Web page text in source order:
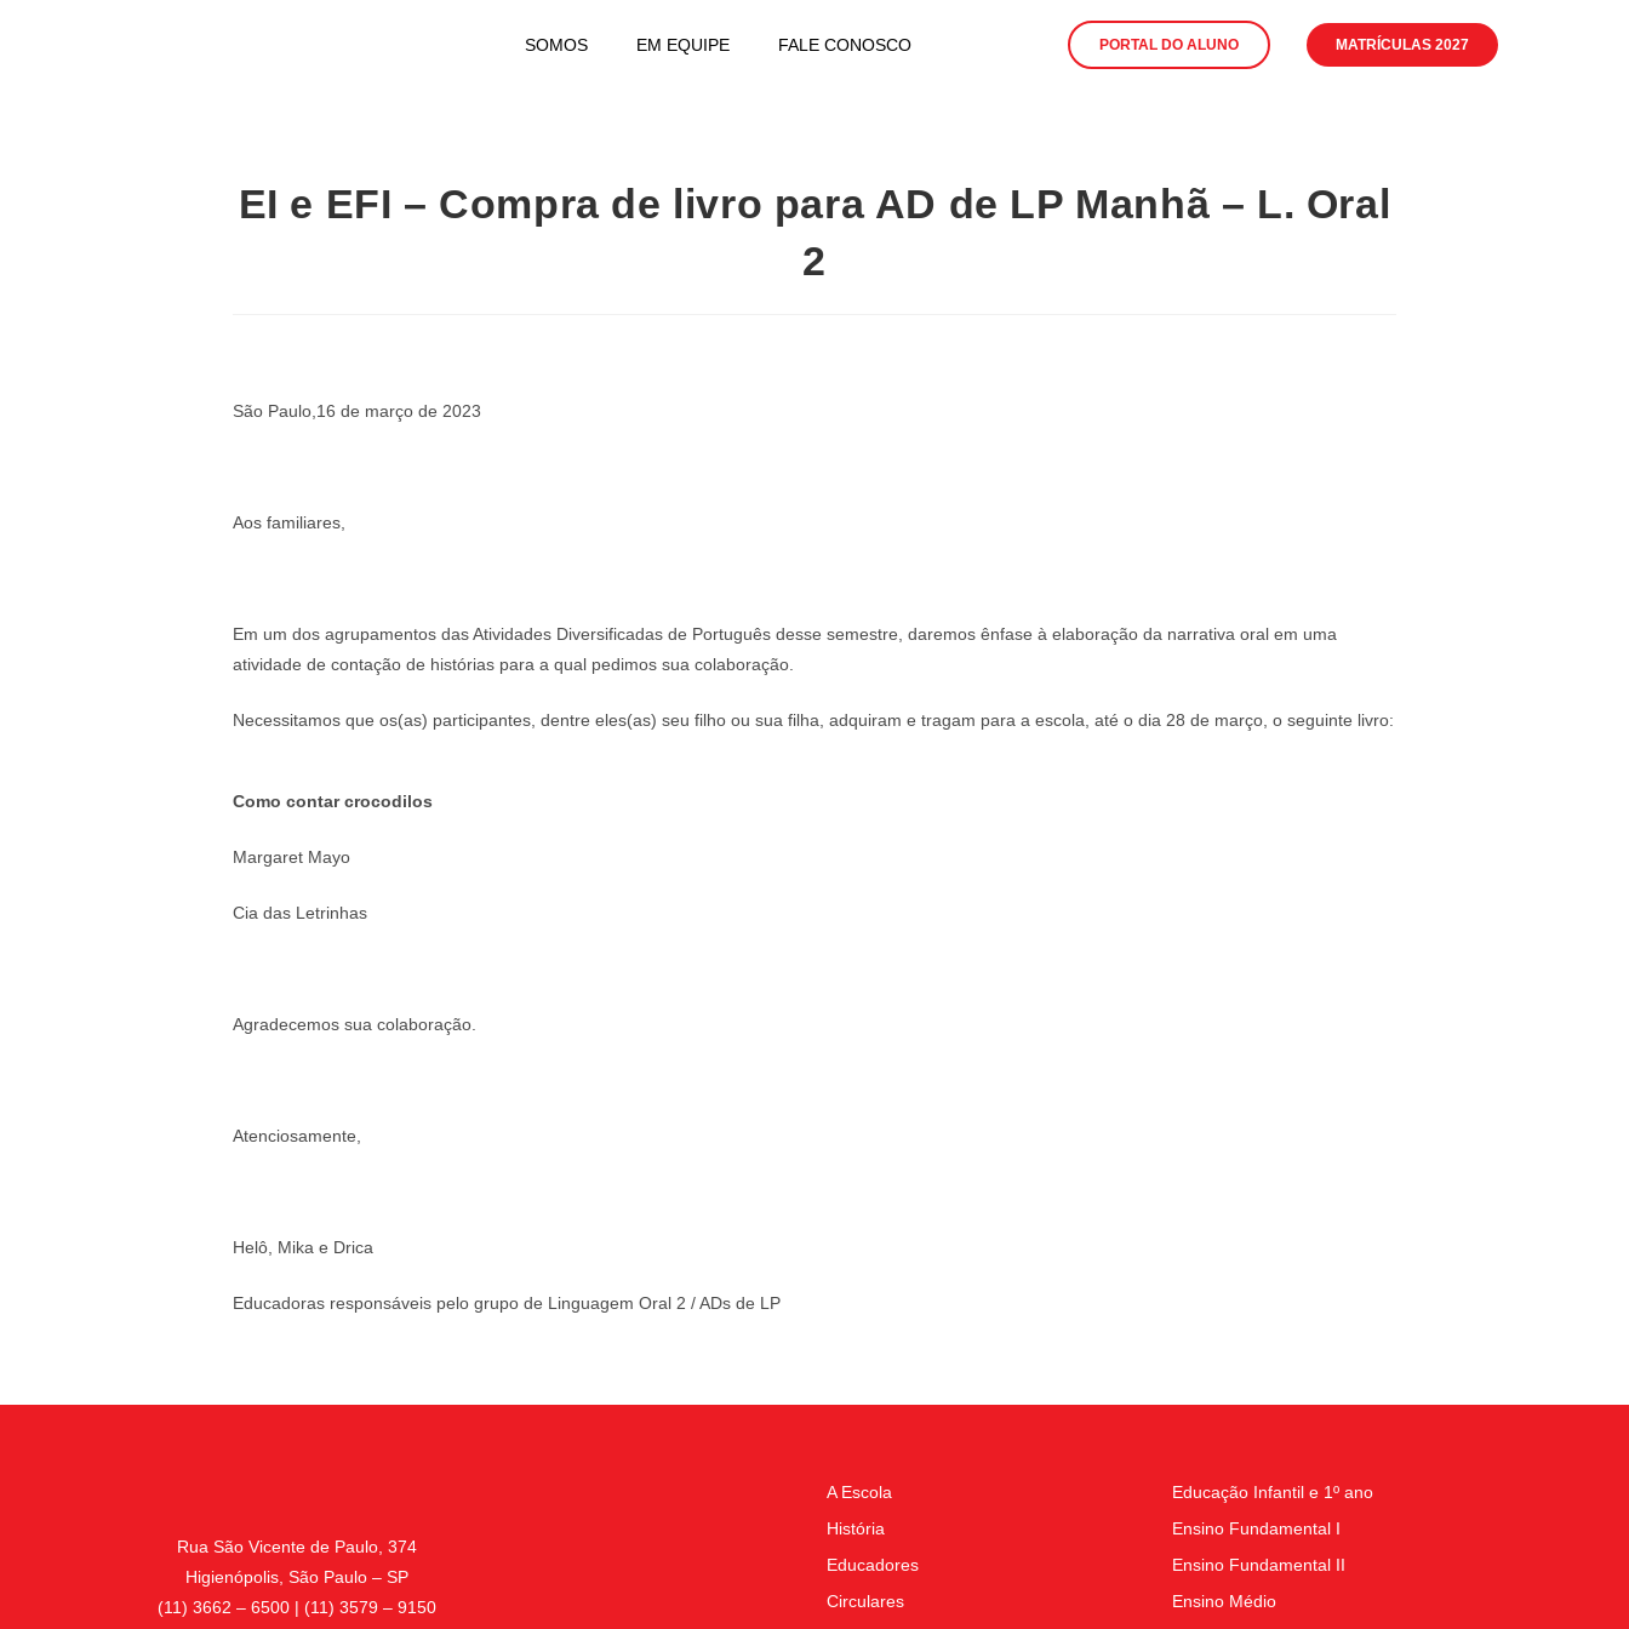
SOMOS EM EQUIPE FALE CONOSCO PORTAL DO ALUNO MATRÍCULAS 2027
EI e EFI – Compra de livro para AD de LP Manhã – L. Oral
2
São Paulo,16 de março de 2023
Aos familiares,
Em um dos agrupamentos das Atividades Diversificadas de Português desse semestre, daremos ênfase à elaboração da narrativa oral em uma
atividade de contação de histórias para a qual pedimos sua colaboração.
Necessitamos que os(as) participantes, dentre eles(as) seu filho ou sua filha, adquiram e tragam para a escola, até o dia 28 de março, o seguinte livro:
Como contar crocodilos
Margaret Mayo
Cia das Letrinhas
Agradecemos sua colaboração.
Atenciosamente,
Helô, Mika e Drica
Educadoras responsáveis pelo grupo de Linguagem Oral 2 / ADs de LP
Rua São Vicente de Paulo, 374
Higienópolis, São Paulo – SP
(11) 3662 – 6500 | (11) 3579 – 9150
A Escola
História
Educadores
Circulares
Educação Infantil e 1º ano
Ensino Fundamental I
Ensino Fundamental II
Ensino Médio